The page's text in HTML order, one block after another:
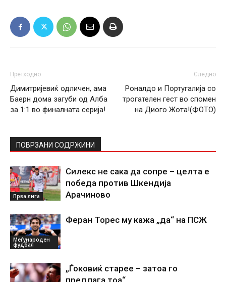
Претходно
Димитријевиќ одличен, ама
Баерн дома загуби од Алба
за 1:1 во финалната серија!
Следно
Роналдо и Португалија со
трогателен гест во спомен
на Диого Жота!(ФОТО)
ПОВРЗАНИ СОДРЖИНИ
Прва лига
Силекс не сака да сопре – целта е
победа против Шкендија
Арачиново
Меѓународен
фудбал
Феран Торес му кажа „да“ на ПСЖ
„Ѓоковиќ старее – затоа го